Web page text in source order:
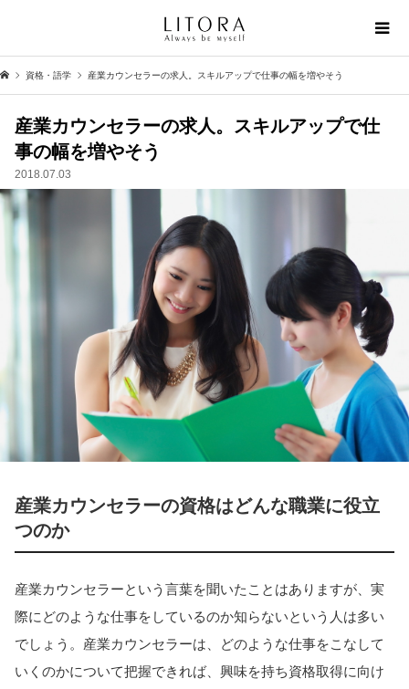
資格・語学 産業カウンセラーの求人。スキルアップで仕事の幅を増やそう
産業カウンセラーの求人。スキルアップで仕
事の幅を増やそう
2018.07.03
産業カウンセラーの資格はどんな職業に役立
つのか
産業カウンセラーという言葉を聞いたことはありますが、実
際にどのような仕事をしているのか知らないという人は多い
でしょう。産業カウンセラーは、どのような仕事をこなして
いくのかについて把握できれば、興味を持ち資格取得に向け